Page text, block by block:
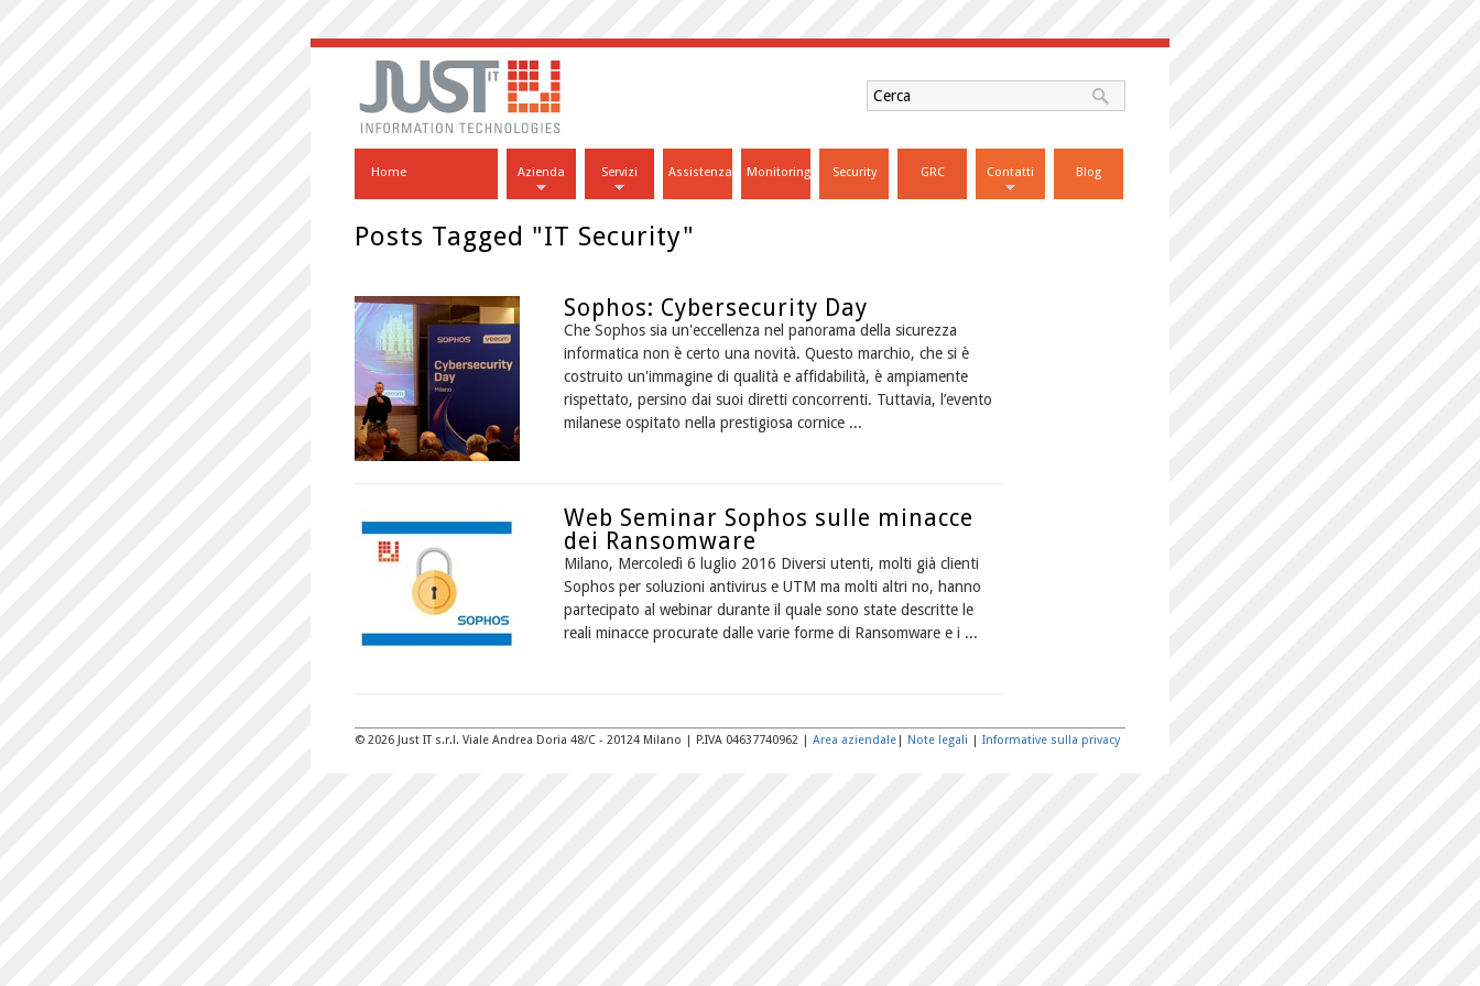
Home Azienda Servizi Assistenza Monitoring Security GRC Contatti Blog
Posts Tagged "IT Security"
Sophos: Cybersecurity Day
Che Sophos sia un'eccellenza nel panorama della sicurezza
informatica non è certo una novità. Questo marchio, che si è
costruito un'immagine di qualità e affidabilità, è ampiamente
rispettato, persino dai suoi diretti concorrenti. Tuttavia, l’evento
milanese ospitato nella prestigiosa cornice ...
Web Seminar Sophos sulle minacce
dei Ransomware
Milano, Mercoledì 6 luglio 2016 Diversi utenti, molti già clienti
Sophos per soluzioni antivirus e UTM ma molti altri no, hanno
partecipato al webinar durante il quale sono state descritte le
reali minacce procurate dalle varie forme di Ransomware e i ...
© 2026 Just IT s.r.l. Viale Andrea Doria 48/C - 20124 Milano | P.IVA 04637740962 | Area aziendale | Note legali | Informative sulla privacy